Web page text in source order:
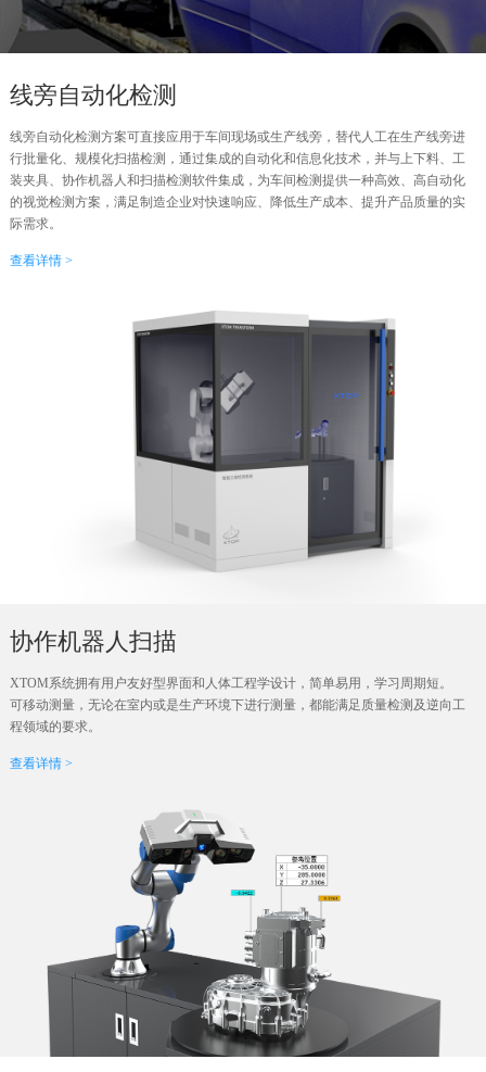
线旁自动化检测
线旁自动化检测方案可直接应用于车间现场或生产线旁，替代人工在生产线旁进
行批量化、规模化扫描检测，通过集成的自动化和信息化技术，并与上下料、工
装夹具、协作机器人和扫描检测软件集成，为车间检测提供一种高效、高自动化
的视觉检测方案，满足制造企业对快速响应、降低生产成本、提升产品质量的实
际需求。
查看详情 >
协作机器人扫描
XTOM系统拥有用户友好型界面和人体工程学设计，简单易用，学习周期短。
可移动测量，无论在室内或是生产环境下进行测量，都能满足质量检测及逆向工
程领域的要求。
查看详情 >